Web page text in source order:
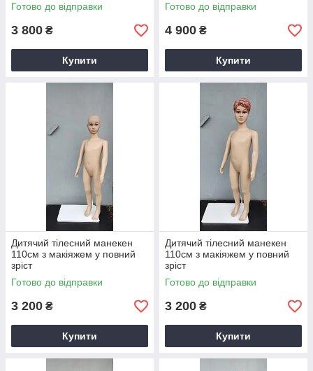
Готово до відправки
3 800 ₴
Купити
Готово до відправки
4 900 ₴
Купити
Дитячий тілесний манекен
110см з макіяжем у повний
зріст
Готово до відправки
3 200 ₴
Купити
Дитячий тілесний манекен
110см з макіяжем у повний
зріст
Готово до відправки
3 200 ₴
Купити